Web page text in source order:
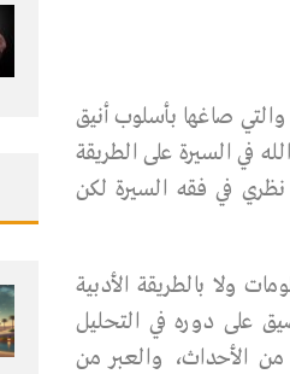
والتي صاغها بأسلوب أنيق
في السيرة على الطريقة
في فقه السيرة لكن
ولا بالطريقة الأدبية
على دوره في التحليل
من الأحداث، والعبر من